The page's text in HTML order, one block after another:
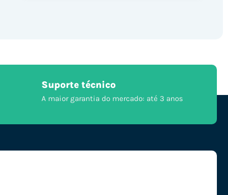
Suporte técnico
A maior garantia do mercado: até 3 anos